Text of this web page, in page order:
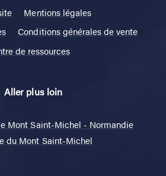
Mentions légales
Conditions générales de vente
de ressources
Aller plus loin
Mont Saint-Michel - Normandie
du Mont Saint-Michel